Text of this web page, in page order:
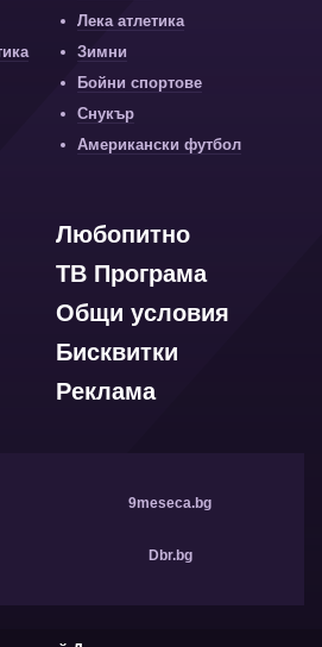
Лека атлетика
Зимни
Бойни спортове
Снукър
Американски футбол
Любопитно
ТВ Програма
Общи условия
Бисквитки
Реклама
9meseca.bg
Dbr.bg